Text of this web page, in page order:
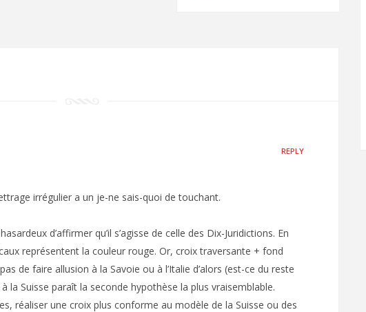
REPLY
irrégulier a un je-ne sais-quoi de touchant.
d’affirmer qu’il s’agisse de celle des Dix-Juridictions. En
représentent la couleur rouge. Or, croix traversante + fond
de faire allusion à la Savoie ou à l’Italie d’alors (est-ce du reste
à la Suisse paraît la seconde hypothèse la plus vraisemblable.
réaliser une croix plus conforme au modèle de la Suisse ou des